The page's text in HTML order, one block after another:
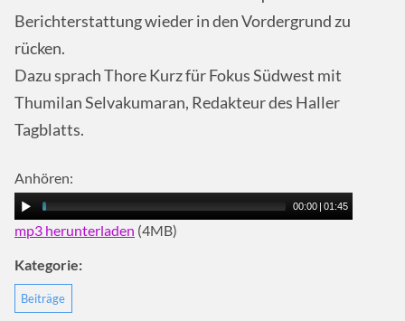
Berichterstattung wieder in den Vordergrund zu
rücken.
Dazu sprach Thore Kurz für Fokus Südwest mit
Thumilan Selvakumaran, Redakteur des Haller
Tagblatts.
Anhören:
00:00 | 01:45
mp3 herunterladen (4MB)
Kategorie:
Beiträge